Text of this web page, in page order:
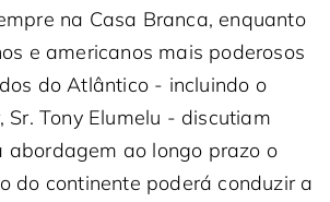
na Casa Branca, enquanto
e americanos mais poderosos
do Atlântico - incluindo o
Sr. Tony Elumelu - discutiam
abordagem ao longo prazo o
do continente poderá conduzir a